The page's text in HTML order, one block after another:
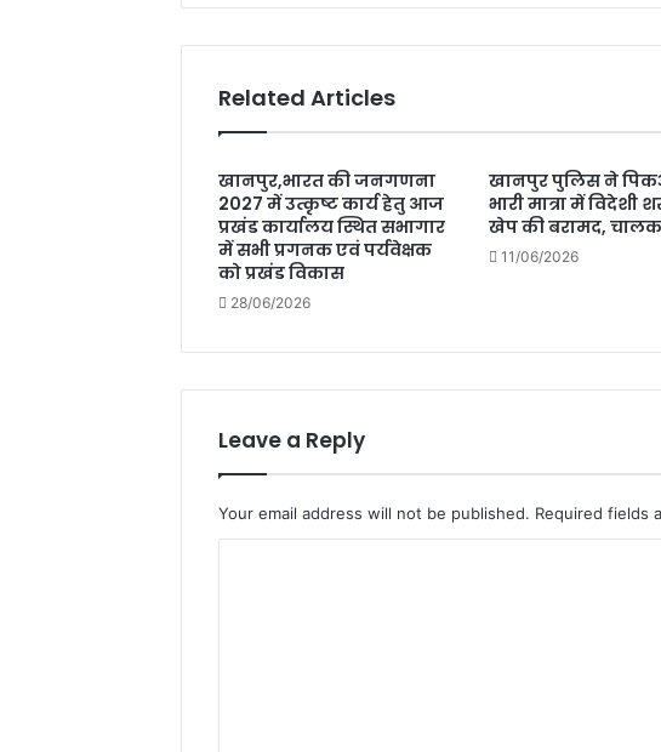
रही
पसंद-
अखिलेश
Related Articles
खानपुर,भारत की जनगणना
2027 में उत्कृष्ट कार्य हेतु आज
प्रखंड कार्यालय स्थित सभागार
में सभी प्रगनक एवं पर्यवेक्षक
को प्रखंड विकास
28/06/2026
खानपुर पुलिस ने
भारी मात्रा में विदेशी
खेप की बरामद,
11/06/2026
Leave a Reply
Your email address will not be published. Required fields